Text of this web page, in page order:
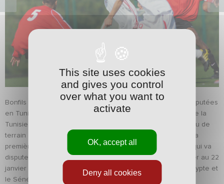
Bonfils Kabanda a débuté les deux rencontres amicales disputées
en Tunisie par la sélection U17 du Rwanda (un nul 2-2 contre la
Tunisie et une victoire 2-0 contre le stade Africain). Le milieu de
terrain de l’ASNL défendait les couleurs de son pays pour la
première fois. Il devrait rapidement retrouver sa sélection qui va
disputer sur ses terres la coupe d’Afrique des nations du 1er au 22
janvier prochain. Le Rwanda affrontera le Burkina Faso, l'Égypte et
le Sénégal.
This site uses cookies
and gives you control
over what you want to
activate
OK, accept all
Deny all cookies